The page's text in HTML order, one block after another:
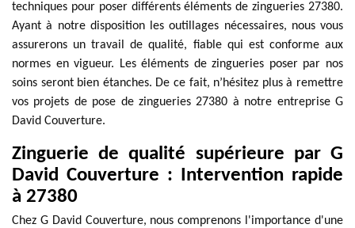
techniques pour poser différents éléments de zingueries 27380.
Ayant à notre disposition les outillages nécessaires, nous vous
assurerons un travail de qualité, fiable qui est conforme aux
normes en vigueur. Les éléments de zingueries poser par nos
soins seront bien étanches. De ce fait, n’hésitez plus à remettre
vos projets de pose de zingueries 27380 à notre entreprise G
David Couverture.
Zinguerie de qualité supérieure par G
David Couverture : Intervention rapide
à 27380
Chez G David Couverture, nous comprenons l'importance d'une